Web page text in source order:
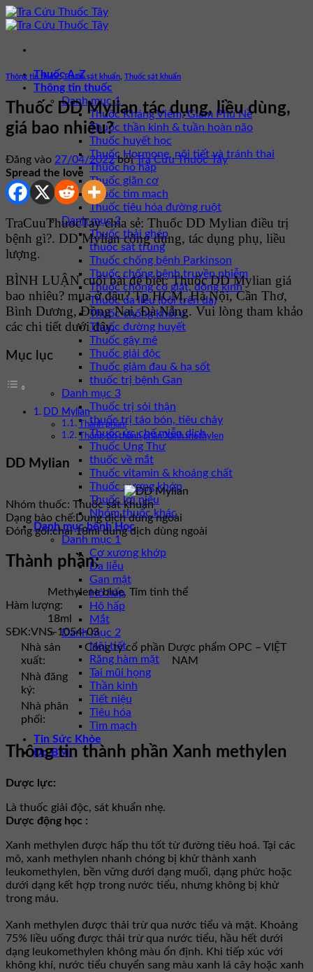
Bỏ
qua
dung
Thuốc A-Z
Thông tin thuốc
Danh mục 1
Thuốc Kháng Viêm, Giảm Phù Nề
Thuốc thần kinh & tuần hoàn não
Thuốc huyết học
Thuốc Hormone, nội tiết và tránh thai
Thuốc hô hấp
Thuốc giãn cơ
Thuốc tim mạch
Thuốc tiêu hóa đường ruột
Danh mục 2
Thuốc thải ghép
thuốc sát trùng
Thuốc chống bệnh Parkinson
Thuốc chống bệnh truyền nhiễm
Thuốc chống co giật, động kinh
Thuốc da liễu (bôi trên da)
Thuốc chống khối u
Thuốc đường huyết
Thuốc gây mê
Thuốc giải độc
Thuốc giảm đau & hạ sốt
thuốc trị bệnh Gan
Danh mục 3
Thuốc trị sỏi thận
thuốc trị táo bón, tiêu chảy
Thuốc ức chế miễn dịch
Thuốc Ung Thư
thuốc về mắt
Thuốc vitamin & khoáng chất
Thuốc xương khớp
Thuốc lợi niệu
Nhóm thuốc khác
Danh mục bệnh Học
Danh mục 1
Cơ xương khớp
Da liễu
Gan mật
Hô hấp
Hô hấp
Mắt
Danh mục 2
Nội tiết
Răng hàm mặt
Tai mũi họng
Thần kinh
Tiết niệu
Tiêu hóa
Tim mạch
Tin Sức Khỏe
Đo BMI
Thông tin thuốc,Thuốc sát khuẩn Thuốc sát khuẩn
Thuốc DD Mylian tác dụng, liều dùng,
giá bao nhiêu?
Đăng vào 27/04/2022 bởiTra Cứu Thuốc Tây
Spread the love
TraCuuThuocTay chia sẻ: Thuốc DD Mylian điều trị
bệnh gì?. DD Mylian công dụng, tác dụng phụ, liều
lượng.
BÌNH LUẬN cuối bài để biết: Thuốc DD Mylian giá
bao nhiêu? mua ở đâu? Tp HCM, Hà Nội, Cần Thơ,
Bình Dương, Đồng Nai, Đà Nẵng. Vui lòng tham khảo
các chi tiết dưới đây.
Mục lục
DD Mylian
Thành phần:
Thông tin thành phần Xanh methylen
DD Mylian
Nhóm thuốc: Thuốc sát khuẩn
Dạng bào chế: Dung dịch dùng ngoài
Đóng gói:chai 18ml dung dịch dùng ngoài
Thành phần:
Methylene blue, Tím tinh thể
Hàm lượng:
18ml
SĐK:VNS-1054-03
Nhà sản
xuất:
Công ty cổ phần Dược phẩm OPC – VIỆT
NAM
Nhà đăng
ký:
Nhà phân
phối:
Thông tin thành phần Xanh methylen
Dược lực:
Là thuốc giải độc, sát khuẩn nhẹ.
Dược động học :
Xanh methylen được hấp thu tốt từ đường tiêu hoá. Tại các
mô, xanh methylen nhanh chóng bị khử thành xanh
leukomethylen, bền vững dưới dạng muối, dạng phức hoặc
dưới dạng kết hợp trong nước tiểu, nhưng không bị khử
trong máu.
Xanh methylen được thải trừ qua nước tiểu và mật. Khoảng
75% liều uống được thải trừ qua nước tiểu, hầu hết dưới
dạng leukomethylen không màu ổn định. Khi tiếp xúc với
không khí, nước tiểu chuyển sang màu xanh lá cây hoặc xanh